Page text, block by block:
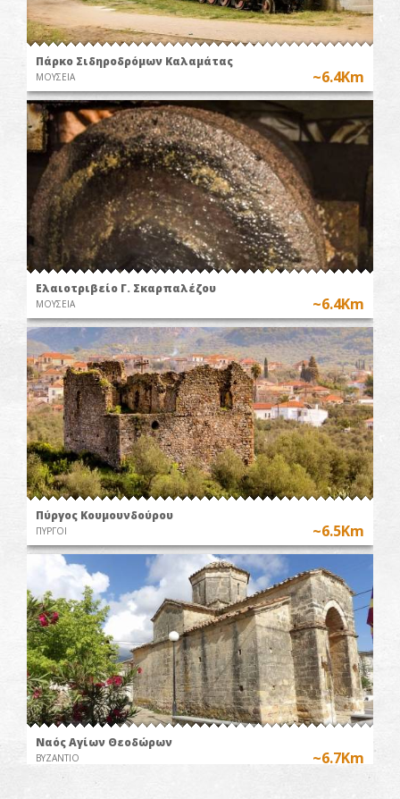
Πάρκο Σιδηροδρόμων Καλαμάτας
ΜΟΥΣΕΙΑ ~6.4Km
Ελαιοτριβείο Γ. Σκαρπαλέζου
ΜΟΥΣΕΙΑ ~6.4Km
Πύργος Κουμουνδούρου
ΠΥΡΓΟΙ ~6.5Km
Ναός Αγίων Θεοδώρων
ΒΥΖΑΝΤΙΟ ~6.7Km